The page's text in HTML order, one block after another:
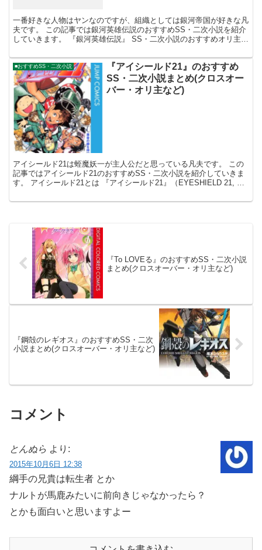
一番好きな人物はヤンなのですが、組織としては銀河帝国が好きな凡
夫です。 この記事では銀河英雄伝説のおすすめSS・二次小説を紹介
していきます。 『銀河英雄伝説』 SS・二次小説のおすすめオリ主も
■おすすめSS・二次小説
『アイシールド21』のおすすめ
SS・二次小説まとめ(クロスオー
バー・オリ主など)
アイシールド21は蛭魔妖一が主人公だと思っている凡夫です。 この
記事ではアイシールド21のおすすめSS・二次小説を紹介していきま
す。 アイシールド21とは 『アイシールド21』（EYESHIELD 21, ア
『To LOVEる』のおすすめSS・二次小説
まとめ(クロスオーバー・オリ主など)
『鋼殻のレギオス』のおすすめSS・二次
小説まとめ(クロスオーバー・オリ主など)
コメント
とんぬら より:
2015年10月6日 12:38
綱手の兄貴は転生者 とか
ナルトが馬鹿みたいに前向きじゃなかったら？
とかも面白いと思いますよー